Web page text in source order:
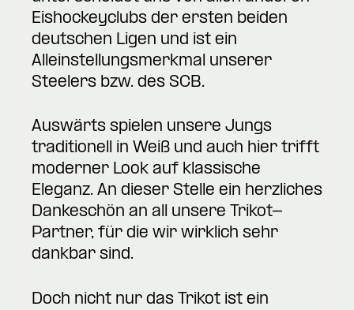
Eishockeyclubs der ersten beiden
deutschen Ligen und ist ein
Alleinstellungsmerkmal unserer
Steelers bzw. des SCB.
Auswärts spielen unsere Jungs
traditionell in Weiß und auch hier trifft
moderner Look auf klassische
Eleganz. An dieser Stelle ein herzliches
Dankeschön an all unsere Trikot-
Partner, für die wir wirklich sehr
dankbar sind.
Doch nicht nur das Trikot ist ein